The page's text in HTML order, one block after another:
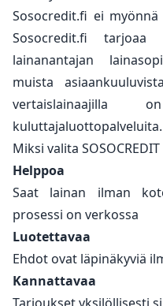
Sosocredit.fi ei
Sosocredit.fi
lainanantajan
muista
vertaislainaajilla
kuluttajaluottopalveluita.
Miksi valita SOSOCREDIT
Helppoa
Saat lainan ilman
prosessi on verkossa
Luotettavaa
Ehdot ovat läpinäkyviä
Kannattavaa